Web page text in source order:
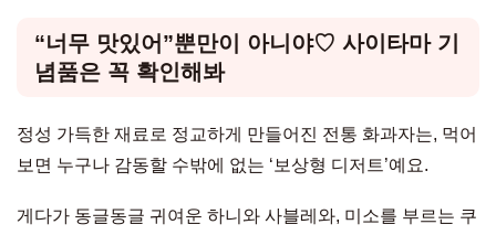
“너무 맛있어”뿐만이 아니야♡ 사이타마 기
념품은 꼭 확인해봐
정성 가득한 재료로 정교하게 만들어진 전통 화과자는, 먹어
보면 누구나 감동할 수밖에 없는 ‘보상형 디저트’예요.
게다가 동글동글 귀여운 하니와 사블레와, 미소를 부르는 쿠